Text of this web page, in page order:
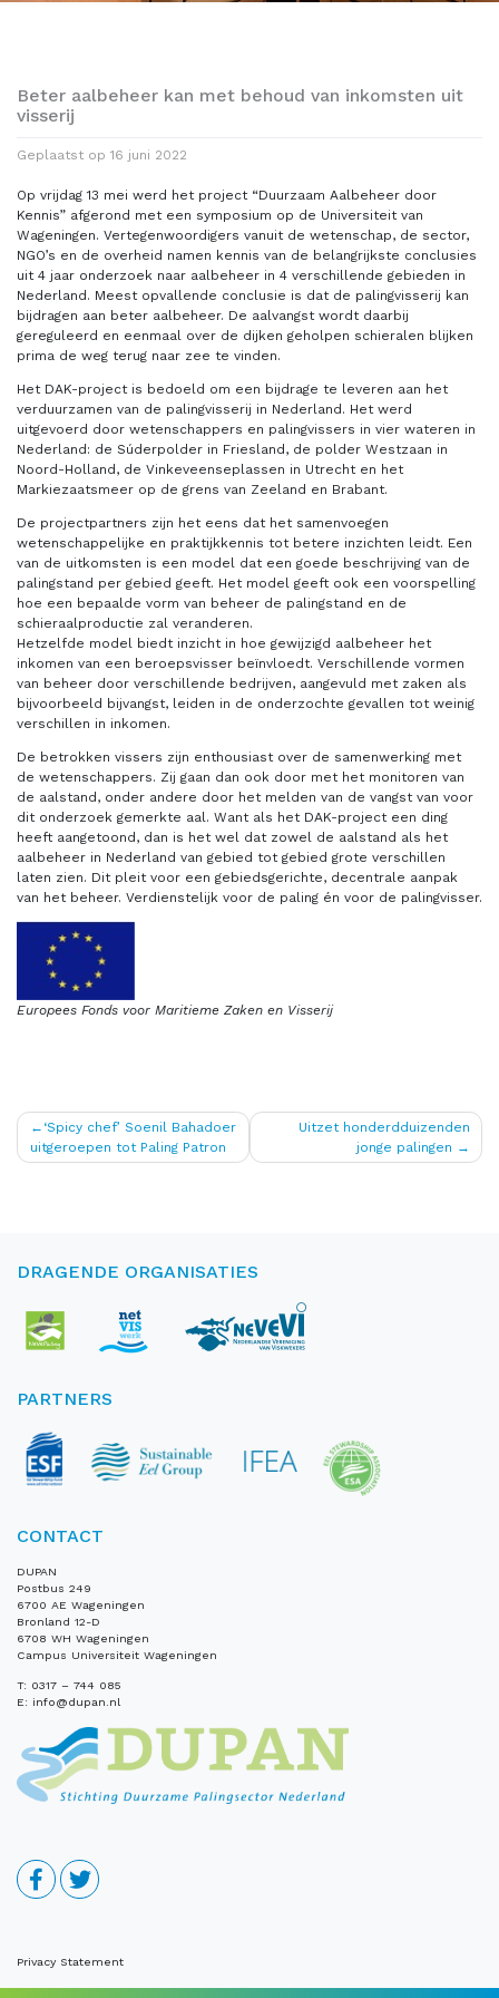
Beter aalbeheer kan met behoud van inkomsten uit
visserij
Geplaatst op 16 juni 2022
Op vrijdag 13 mei werd het project “Duurzaam Aalbeheer door
Kennis” afgerond met een symposium op de Universiteit van
Wageningen. Vertegenwoordigers vanuit de wetenschap, de sector,
NGO’s en de overheid namen kennis van de belangrijkste conclusies
uit 4 jaar onderzoek naar aalbeheer in 4 verschillende gebieden in
Nederland. Meest opvallende conclusie is dat de palingvisserij kan
bijdragen aan beter aalbeheer. De aalvangst wordt daarbij
gereguleerd en eenmaal over de dijken geholpen schieralen blijken
prima de weg terug naar zee te vinden.
Het DAK-project is bedoeld om een bijdrage te leveren aan het
verduurzamen van de palingvisserij in Nederland. Het werd
uitgevoerd door wetenschappers en palingvissers in vier wateren in
Nederland: de Súderpolder in Friesland, de polder Westzaan in
Noord-Holland, de Vinkeveenseplassen in Utrecht en het
Markiezaatsmeer op de grens van Zeeland en Brabant.
De projectpartners zijn het eens dat het samenvoegen
wetenschappelijke en praktijkkennis tot betere inzichten leidt. Een
van de uitkomsten is een model dat een goede beschrijving van de
palingstand per gebied geeft. Het model geeft ook een voorspelling
hoe een bepaalde vorm van beheer de palingstand en de
schieraalproductie zal veranderen.
Hetzelfde model biedt inzicht in hoe gewijzigd aalbeheer het
inkomen van een beroepsvisser beïnvloedt. Verschillende vormen
van beheer door verschillende bedrijven, aangevuld met zaken als
bijvoorbeeld bijvangst, leiden in de onderzochte gevallen tot weinig
verschillen in inkomen.
De betrokken vissers zijn enthousiast over de samenwerking met
de wetenschappers. Zij gaan dan ook door met het monitoren van
de aalstand, onder andere door het melden van de vangst van voor
dit onderzoek gemerkte aal. Want als het DAK-project een ding
heeft aangetoond, dan is het wel dat zowel de aalstand als het
aalbeheer in Nederland van gebied tot gebied grote verschillen
laten zien. Dit pleit voor een gebiedsgerichte, decentrale aanpak
van het beheer. Verdienstelijk voor de paling én voor de palingvisser.
Europees Fonds voor Maritieme Zaken en Visserij
Bericht
navigatie
‘Spicy chef’ Soenil Bahadoer
uitgeroepen tot Paling Patron
Uitzet honderdduizenden
jonge palingen
DRAGENDE ORGANISATIES
PARTNERS
CONTACT
DUPAN
Postbus 249
6700 AE Wageningen
Bronland 12-D
6708 WH Wageningen
Campus Universiteit Wageningen
T: 0317 – 744 085
E: info@dupan.nl
Privacy Statement